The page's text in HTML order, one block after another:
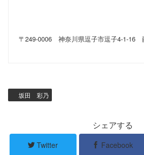
〒249-0006 神奈川県逗子市逗子4-1-16
坂田 彩乃
シェアする
Twitter Facebook